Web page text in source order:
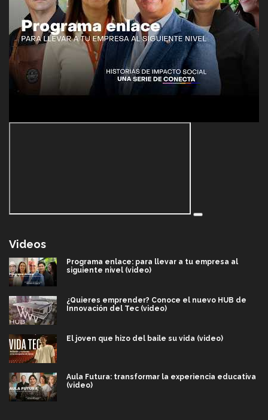
Videos
Programa enlace: para llevar a tu empresa al
siguiente nivel (video)
¿Quieres emprender? Conoce el nuevo HUB de
Innovación del Tec (video)
El joven que hizo del baile su vida (video)
Aula Futura: transformar la experiencia educativa
(video)